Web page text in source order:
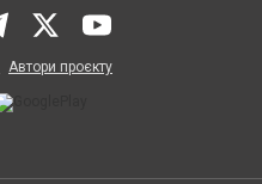
Автори проєкту